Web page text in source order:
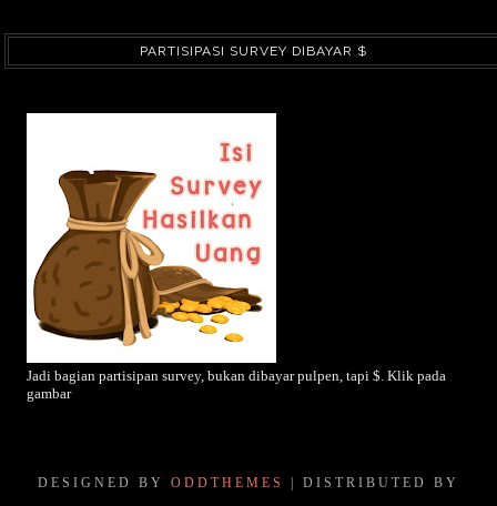
PARTISIPASI SURVEY DIBAYAR $
Jadi bagian partisipan survey, bukan dibayar pulpen, tapi $. Klik pada
gambar
DESIGNED BY ODDTHEMES | DISTRIBUTED BY